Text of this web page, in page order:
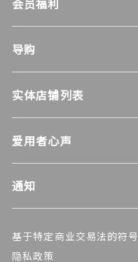
会员福利
导购
实体店铺列表
爱用者心声
通知
基于特定商业交易法的符号
隐私政策